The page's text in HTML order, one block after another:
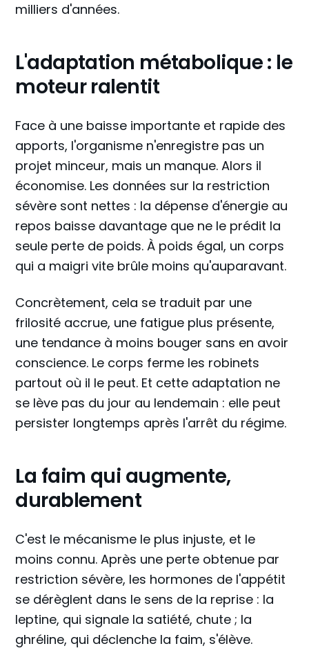
milliers d'années.
L'adaptation métabolique : le
moteur ralentit
Face à une baisse importante et rapide des
apports, l'organisme n'enregistre pas un
projet minceur, mais un manque. Alors il
économise. Les données sur la restriction
sévère sont nettes : la dépense d'énergie au
repos baisse davantage que ne le prédit la
seule perte de poids. À poids égal, un corps
qui a maigri vite brûle moins qu'auparavant.
Concrètement, cela se traduit par une
frilosité accrue, une fatigue plus présente,
une tendance à moins bouger sans en avoir
conscience. Le corps ferme les robinets
partout où il le peut. Et cette adaptation ne
se lève pas du jour au lendemain : elle peut
persister longtemps après l'arrêt du régime.
La faim qui augmente,
durablement
C'est le mécanisme le plus injuste, et le
moins connu. Après une perte obtenue par
restriction sévère, les hormones de l'appétit
se dérèglent dans le sens de la reprise : la
leptine, qui signale la satiété, chute ; la
ghréline, qui déclenche la faim, s'élève.